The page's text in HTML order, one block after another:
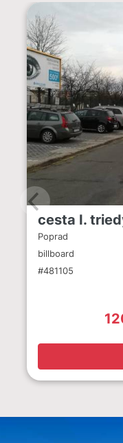
cesta I.
Poprad
billboard
#481105